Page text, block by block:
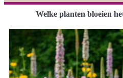
Welke planten bloeien